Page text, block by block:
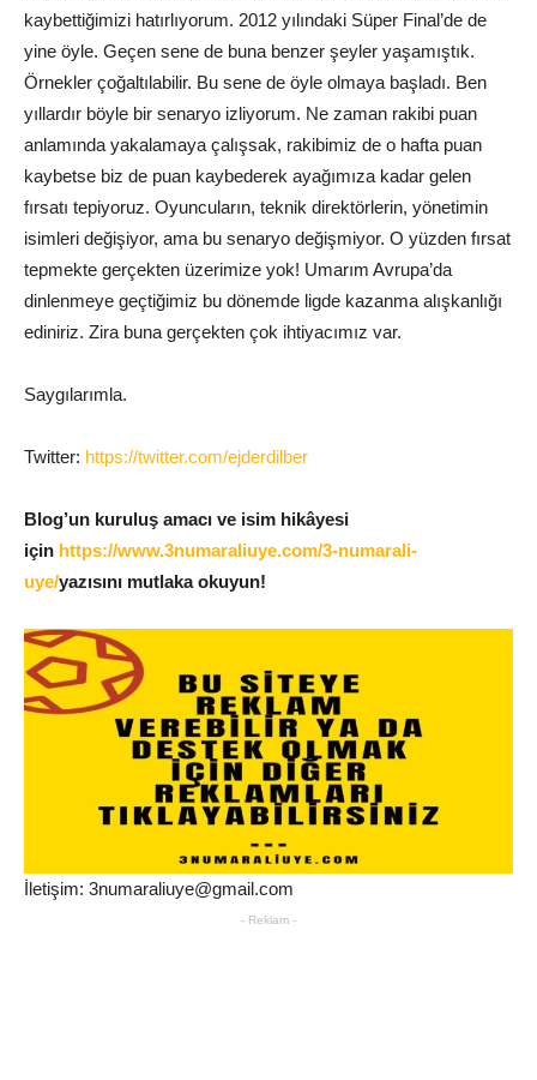
kaybettiğimizi hatırlıyorum. 2012 yılındaki Süper Final’de de
yine öyle. Geçen sene de buna benzer şeyler yaşamıştık.
Örnekler çoğaltılabilir. Bu sene de öyle olmaya başladı. Ben
yıllardır böyle bir senaryo izliyorum. Ne zaman rakibi puan
anlamında yakalamaya çalışsak, rakibimiz de o hafta puan
kaybetse biz de puan kaybederek ayağımıza kadar gelen
fırsatı tepiyoruz. Oyuncuların, teknik direktörlerin, yönetimin
isimleri değişiyor, ama bu senaryo değişmiyor. O yüzden fırsat
tepmekte gerçekten üzerimize yok! Umarım Avrupa’da
dinlenmeye geçtiğimiz bu dönemde ligde kazanma alışkanlığı
ediniriz. Zira buna gerçekten çok ihtiyacımız var.
Saygılarımla.
Twitter: https://twitter.com/ejderdilber
Blog’un kuruluş amacı ve isim hikâyesi
için https://www.3numaraliuye.com/3-numarali-
uye/yazısını mutlaka okuyun!
İletişim: 3numaraliuye@gmail.com
- Reklam -